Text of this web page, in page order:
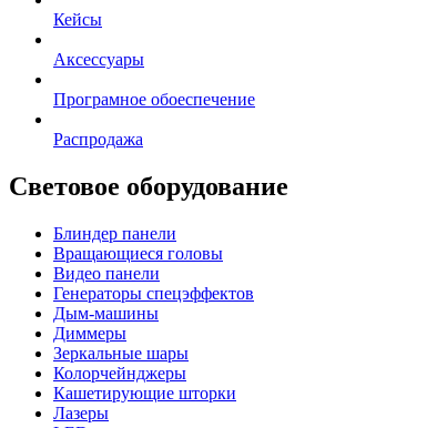
Кейсы
Аксессуары
Програмное обоеспечение
Распродажа
Световое оборудование
Блиндер панели
Вращающиеся головы
Видео панели
Генераторы спецэффектов
Дым-машины
Диммеры
Зеркальные шары
Колорчейнджеры
Кашетирующие шторки
Лазеры